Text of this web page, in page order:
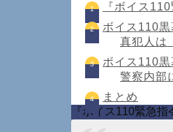
『ボイス
ボイス110黒
真犯人は
ボイス110
警察内部
まとめ
『ボイス110緊急